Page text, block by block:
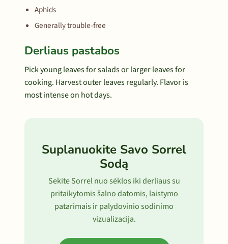
Aphids
Generally trouble-free
Derliaus pastabos
Pick young leaves for salads or larger leaves for
cooking. Harvest outer leaves regularly. Flavor is
most intense on hot days.
Suplanuokite Savo Sorrel
Sodą
Sekite Sorrel nuo sėklos iki derliaus su
pritaikytomis šalno datomis, laistymo
patarimais ir palydovinio sodinimo
vizualizacija.